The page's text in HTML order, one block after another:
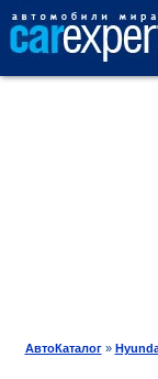
АвтоКаталог»